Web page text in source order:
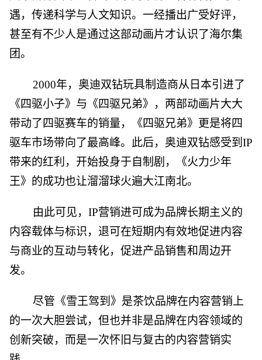
遇，传递科学与人文知识。一经播出广受好评，
甚至有不少人是通过这部动画片才认识了海尔集
团。
2000年，奥迪双钻玩具制造商从日本引进了
《四驱小子》与《四驱兄弟》，两部动画片大大
带动了四驱赛车的销量，《四驱兄弟》更是将四
驱车市场带向了最高峰。此后，奥迪双钻感受到IP
带来的红利，开始投身于自制剧，《火力少年
王》的成功也让溜溜球火遍大江南北。
由此可见，IP营销进可成为品牌长期主义的
内容载体与标识，退可在短期内有效地促进内容
与商业的互动与转化，促进产品销售和周边开
发。
尽管《雪王驾到》是茶饮品牌在内容营销上
的一次大胆尝试，但也并非是品牌在内容领域的
创新突破，而是一次怀旧与复古的内容营销实